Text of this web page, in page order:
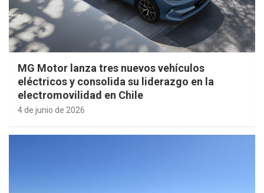
MG Motor lanza tres nuevos vehículos
eléctricos y consolida su liderazgo en la
electromovilidad en Chile
4 de junio de 2026